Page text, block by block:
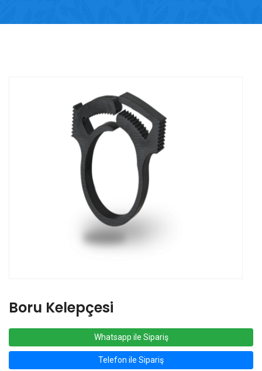
Boru Kelepçesi
Whatsapp ile Sipariş
Telefon ile Sipariş